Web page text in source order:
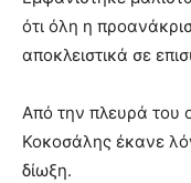
ότι όλη η
αποκλειστικά σε
Από την πλευρά του
Κοκοσάλης έκανε
δίωξη.